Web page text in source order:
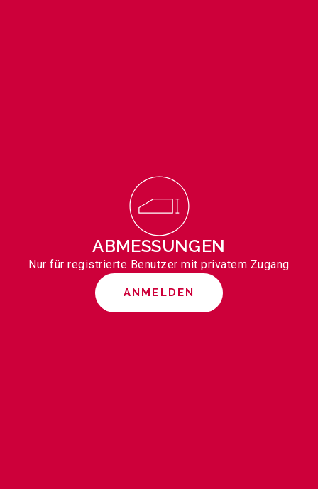
ABMESSUNGEN
Nur für registrierte Benutzer mit privatem Zugang
ANMELDEN